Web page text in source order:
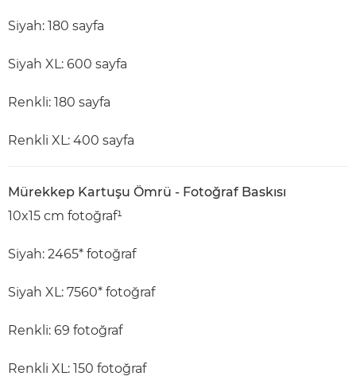
Siyah: 180 sayfa
Siyah XL: 600 sayfa
Renkli: 180 sayfa
Renkli XL: 400 sayfa
Mürekkep Kartuşu Ömrü - Fotoğraf Baskısı
10x15 cm fotoğraf¹
Siyah: 2465* fotoğraf
Siyah XL: 7560* fotoğraf
Renkli: 69 fotoğraf
Renkli XL: 150 fotoğraf